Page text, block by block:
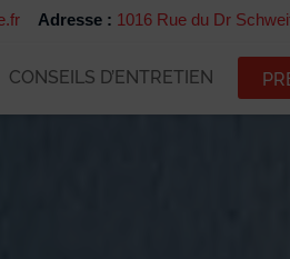
Adresse : 1016 Rue du Dr
CONSEILS D’ENTRETIEN